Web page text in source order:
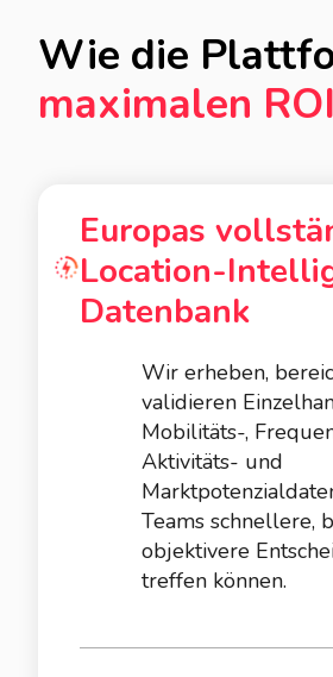
Wie die
maximalen ROI
Europas
Location-
Datenbank
Wir erheben,
validieren
Mobilitäts-,
Aktivitäts- und
Teams schnellere,
objektivere
treffen können.